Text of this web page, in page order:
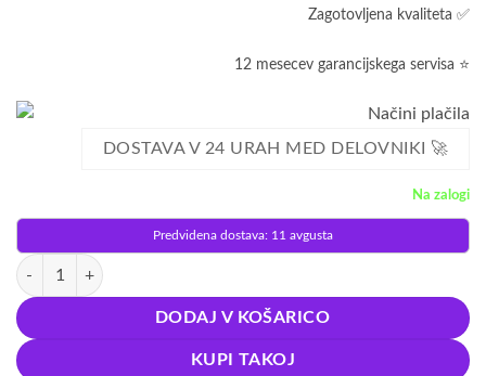
Zagotovljena kvaliteta ✅
12 mesecev garancijskega servisa ⭐
DOSTAVA V 24 URAH MED DELOVNIKI 🚀
Na zalogi
Predvidena dostava: 11 avgusta
Vložek LED sveča premikajoči plamen količina
DODAJ V KOŠARICO
KUPI TAKOJ